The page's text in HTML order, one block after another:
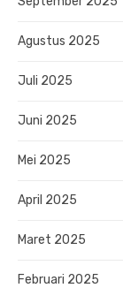
Agustus 2025
Juli 2025
Juni 2025
Mei 2025
April 2025
Maret 2025
Februari 2025